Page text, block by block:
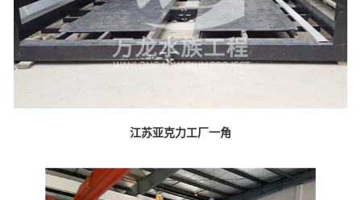
江苏亚克力工厂一角